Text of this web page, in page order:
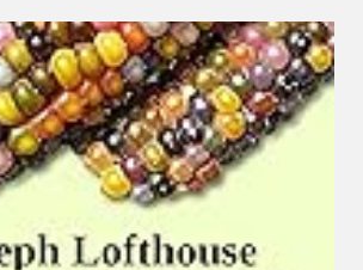
–
MIT
PROFI-
TIPPS
VON
SCHÖNER